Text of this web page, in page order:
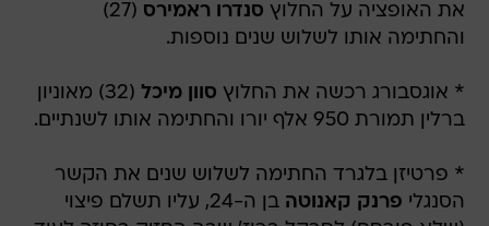
את האופציה על החלוץ סנדרו ראמירס
(27)
והחתימה אותו לשלוש שנים נוספות.
* אוגסבורג רכשה את החלוץ סוון מיכל
(32) מאוניון
ברלין תמורת 950 אלף יורו והחתימה אותו לשנתיים.
* פרטיזן בלגרד החתימה לשלוש שנים את הקשר
הסנגלי פרנק קאנוטה
בן ה-24, עליו תשלם פיצוי